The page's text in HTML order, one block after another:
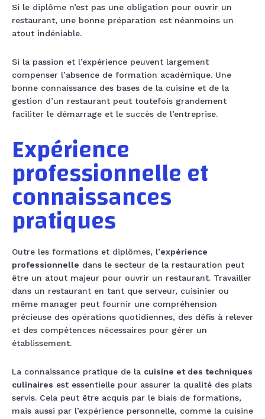
Si le diplôme n’est pas une obligation pour ouvrir un
restaurant, une bonne préparation est néanmoins un
atout indéniable.
Si la passion et l’expérience peuvent largement
compenser l’absence de formation académique. Une
bonne connaissance des bases de la cuisine et de la
gestion d’un restaurant peut toutefois grandement
faciliter le démarrage et le succès de l’entreprise.
Expérience
professionnelle et
connaissances
pratiques
Outre les formations et diplômes, l’expérience
professionnelle dans le secteur de la restauration peut
être un atout majeur pour ouvrir un restaurant. Travailler
dans un restaurant en tant que serveur, cuisinier ou
même manager peut fournir une compréhension
précieuse des opérations quotidiennes, des défis à relever
et des compétences nécessaires pour gérer un
établissement.
La connaissance pratique de la cuisine et des techniques
culinaires est essentielle pour assurer la qualité des plats
servis. Cela peut être acquis par le biais de formations,
mais aussi par l’expérience personnelle, comme la cuisine